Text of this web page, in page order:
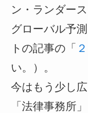
ン・ランダー
グローバル予
トの記事の「
い。）。
今はもう少し
「法律事務所